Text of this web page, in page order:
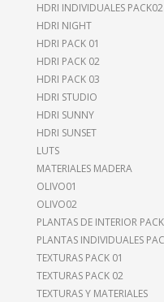
HDRI INDIVIDUALES PACK02
HDRI NIGHT
HDRI PACK 01
HDRI PACK 02
HDRI PACK 03
HDRI STUDIO
HDRI SUNNY
HDRI SUNSET
LUTS
MATERIALES MADERA
OLIVO01
OLIVO02
PLANTAS DE INTERIOR
PLANTAS INDIVIDUALES
TEXTURAS PACK 01
TEXTURAS PACK 02
TEXTURAS Y MATERIALES